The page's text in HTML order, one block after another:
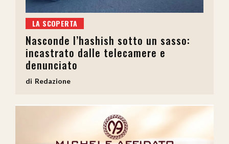
LA SCOPERTA
Nasconde l’hashish sotto un sasso:
incastrato dalle telecamere e
denunciato
Redazione